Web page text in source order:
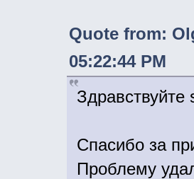
Quote from:
05:22:44 PM
Здравствуйте
Спасибо за
Проблему